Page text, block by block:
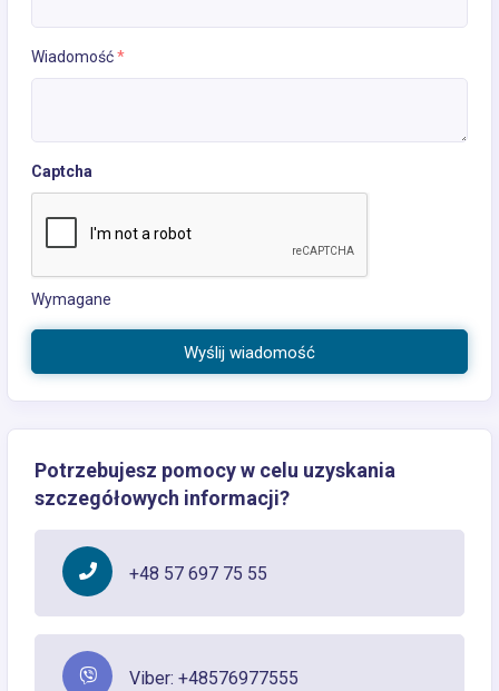
Wiadomość*
Captcha
Wymagane
Wyślij wiadomość
Potrzebujesz pomocy w celu uzyskania
szczegółowych informacji?
+48 57 697 75 55
Viber: +48576977555